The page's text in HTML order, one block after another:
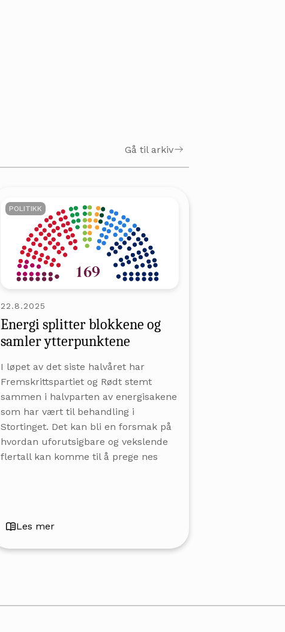
Gå til arkiv
POLITIKK
22.8.2025
Energi splitter blokkene og
samler ytterpunktene
I løpet av det siste halvåret har
Fremskrittspartiet og Rødt stemt
sammen i halvparten av energisakene
som har vært til behandling i
Stortinget. Det kan bli en forsmak på
hvordan uforutsigbare og vekslende
flertall kan komme til å prege nes
Les mer